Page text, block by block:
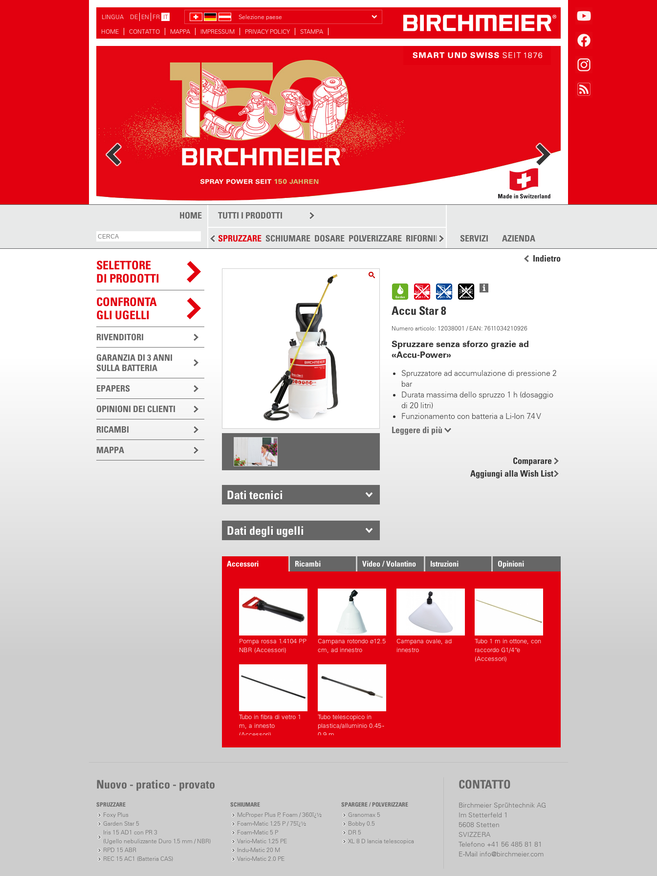
LINGUA DE EN FR IT
Selezione paese
HOME
CONTATTO MAPPA IMPRESSUM PRIVACY POLICY STAMPA
HOME TUTTI I PRODOTTI
SPRUZZARE SCHIUMARE DOSARE POLVERIZZARE RIFORNIRE SPARGERE ALTRO
SERVIZI AZIENDA
SELETTORE
DI PRODOTTI
CONFRONTA
GLI UGELLI
RIVENDITORI
GARANZIA DI 3 ANNI
SULLA BATTERIA
EPAPERS
OPINIONI DEI CLIENTI
RICAMBI
MAPPA
Indietro
Accu Star 8
Numero articolo: 12038001 / EAN: 7611034210926
Spruzzare senza sforzo grazie ad
«Accu-Power»
Spruzzatore ad accumulazione di pressione 2
bar
Durata massima dello spruzzo 1 h (dosaggio
di 20 litri)
Funzionamento con batteria a Li-Ion 7.4 V
Tempo di ricarica della batteria < 5 ore
Batteria agli ioni di litio e caricabatterie inclusi
Filtro di riempimento e valvola di sicurezza
Tubo di alta qualità 50 cm in ottone
Leggere di più
Comparare
Aggiungi alla Wish List
Dati tecnici
Dati degli ugelli
Accessori Ricambi Video / Volantino Istruzioni Opinioni
Pompa rossa 1.4104 PP
NBR (Accessori)
Campana rotondo ø12.5
cm, ad innestro
Campana ovale, ad
innestro
Tubo 1 m in ottone, con
raccordo G1/4“e
(Accessori)
Tubo in fibra di vetro 1
m, a innesto
(Accessori)
Tubo telescopico in
plastica/alluminio 0.45 -
0.9 m
Nuovo - pratico - provato
SPRUZZARE
Foxy Plus
Garden Star 5
Iris 15 AD1 con PR 3
(Ugello nebulizzante Duro 1.5 mm / NBR)
RPD 15 ABR
REC 15 AC1 (Batteria CAS)
SCHIUMARE
McProper Plus P, Foam / 360ï¿½
Foam-Matic 1.25 P / 75ï¿½
Foam-Matic 5 P
Vario-Matic 1.25 PE
Indu-Matic 20 M
Vario-Matic 2.0 PE
SPARGERE / POLVERIZZARE
Granomax 5
Bobby 0.5
DR 5
XL 8 D lancia telescopica
CONTATTO
Birchmeier Sprühtechnik AG
Im Stetterfeld 1
5608 Stetten
SVIZZERA
Telefono +41 56 485 81 81
E-Mail info@birchmeier.com